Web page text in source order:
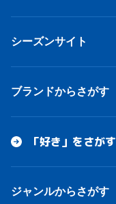
シーズンサイト
ブランドからさがす
「好き」をさがす
ジャンルからさがす